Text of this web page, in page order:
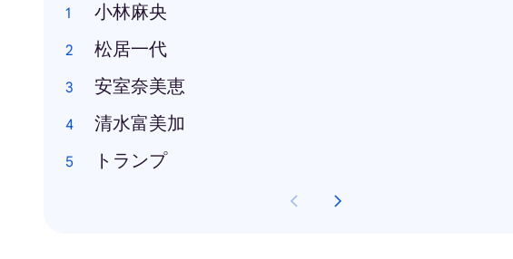
小林麻央
松居一代
安室奈美恵
清水富美加
トランプ